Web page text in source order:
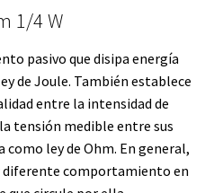
1/4 W
pasivo que disipa energía
de Joule. También establece
entre la intensidad de
tensión medible entre sus
como ley de Ohm. En general,
diferente comportamiento en